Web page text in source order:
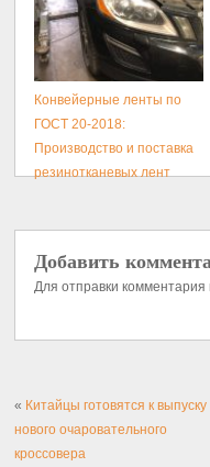
Конвейерные ленты по
ГОСТ 20-2018:
Производство и поставка
резинотканевых лент
Добавить
Для отправки
« Китайцы готовятся к выпуску
нового очаровательного
кроссовера